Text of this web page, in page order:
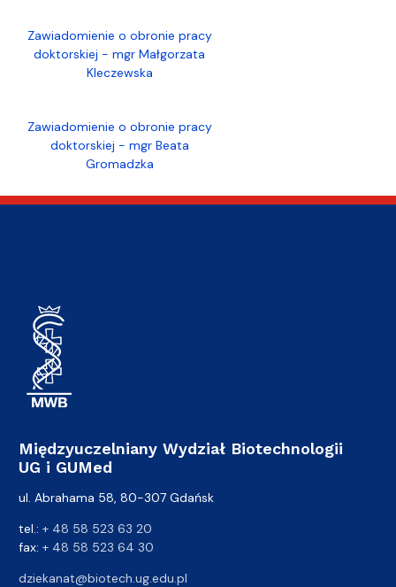
Zawiadomienie o obronie pracy
doktorskiej - mgr Małgorzata
Kleczewska
Zawiadomienie o obronie pracy
doktorskiej - mgr Beata
Gromadzka
Międzyuczelniany Wydział Biotechnologii
UG i GUMed
ul. Abrahama 58, 80-307 Gdańsk
tel.: + 48 58 523 63 20
fax: + 48 58 523 64 30
dziekanat@biotech.ug.edu.pl